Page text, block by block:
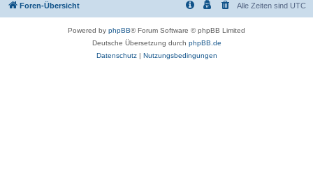
Foren-Übersicht Alle Zeiten sind UTC
Powered by phpBB® Forum Software © phpBB Limited
Deutsche Übersetzung durch phpBB.de
Datenschutz| Nutzungsbedingungen